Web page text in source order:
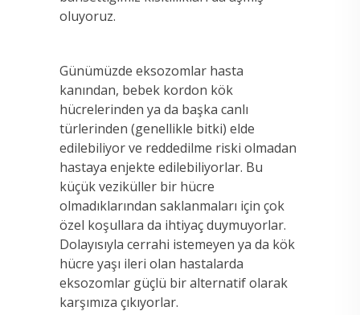
oluyoruz.
Günümüzde eksozomlar hasta
kanından, bebek kordon kök
hücrelerinden ya da başka canlı
türlerinden (genellikle bitki) elde
edilebiliyor ve reddedilme riski olmadan
hastaya enjekte edilebiliyorlar. Bu
küçük veziküller bir hücre
olmadıklarından saklanmaları için çok
özel koşullara da ihtiyaç duymuyorlar.
Dolayısıyla cerrahi istemeyen ya da kök
hücre yaşı ileri olan hastalarda
eksozomlar güçlü bir alternatif olarak
karşımıza çıkıyorlar.